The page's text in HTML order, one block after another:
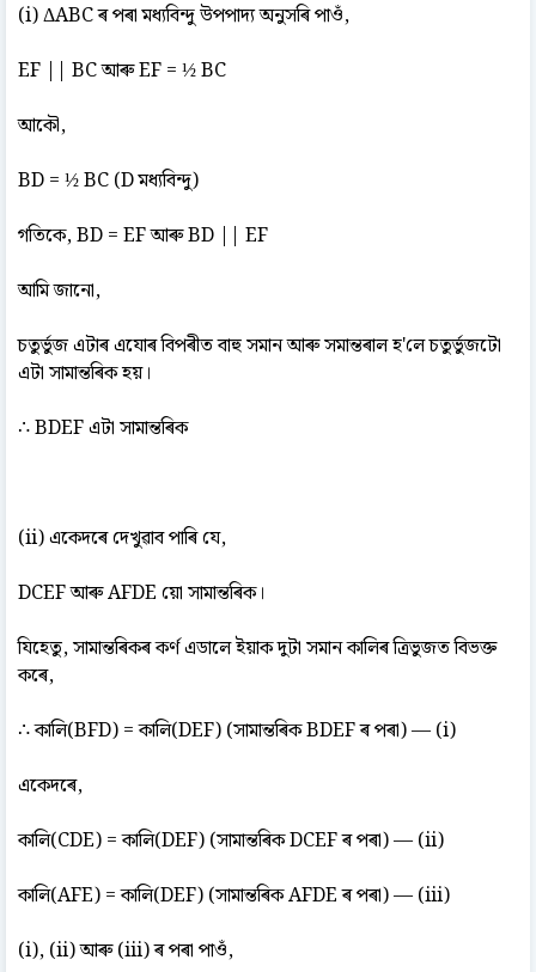
(i) ΔABC ৰ পৰা মধ্যবিন্দু উপপাদ্য অনুসৰি পাওঁ,
EF || BC আৰু EF = ½ BC
আকৌ,
BD = ½ BC (D মধ্যবিন্দু)
গতিকে, BD = EF আৰু BD || EF
আমি জানো,
চতুৰ্ভুজ এটাৰ এযোৰ বিপৰীত বাহু সমান আৰু সমান্তৰাল হ'লে চতুৰ্ভুজটো
এটা সামান্তৰিক হয়।
∴ BDEF এটা সামান্তৰিক
(ii) একেদৰে দেখুৱাব পাৰি যে,
DCEF আৰু AFDE য়ো সামান্তৰিক।
যিহেতু, সামান্তৰিকৰ কৰ্ণ এডালে ইয়াক দুটা সমান কালিৰ ত্ৰিভুজত বিভক্ত
কৰে,
∴ কালি(BFD) = কালি(DEF) (সামান্তৰিক BDEF ৰ পৰা) — (i)
একেদৰে,
কালি(CDE) = কালি(DEF) (সামান্তৰিক DCEF ৰ পৰা) — (ii)
কালি(AFE) = কালি(DEF) (সামান্তৰিক AFDE ৰ পৰা) — (iii)
(i), (ii) আৰু (iii) ৰ পৰা পাওঁ,